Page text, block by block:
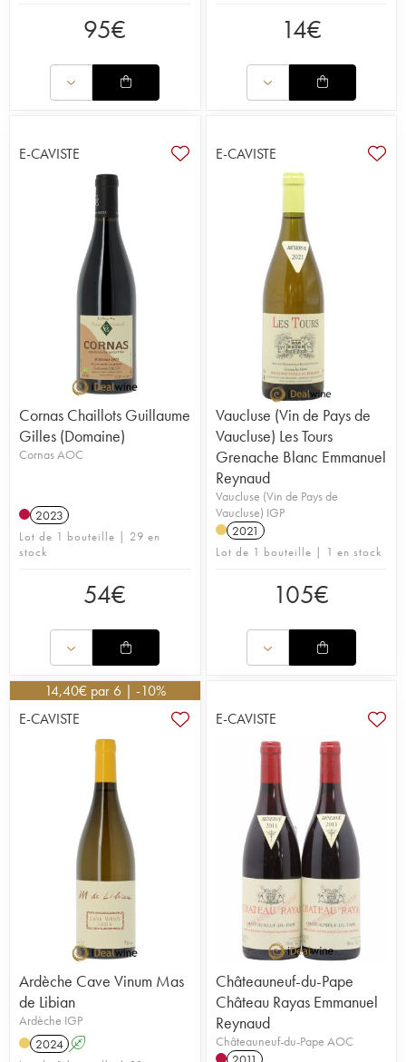
95€ 14€
E-CAVISTE
Cornas Chaillots Guillaume
Gilles (Domaine)
Cornas AOC
2023
Lot de 1 bouteille | 29 en
stock
54€
E-CAVISTE
Vaucluse (Vin de Pays de
Vaucluse) Les Tours
Grenache Blanc Emmanuel
Reynaud
Vaucluse (Vin de Pays de
Vaucluse) IGP
2021
Lot de 1 bouteille | 1 en stock
105€
14,40€ par 6 | -10%
E-CAVISTE
Ardèche Cave Vinum Mas
de Libian
Ardèche IGP
2024 A
E-CAVISTE
Châteauneuf-du-Pape
Château Rayas Emmanuel
Reynaud
Châteauneuf-du-Pape AOC